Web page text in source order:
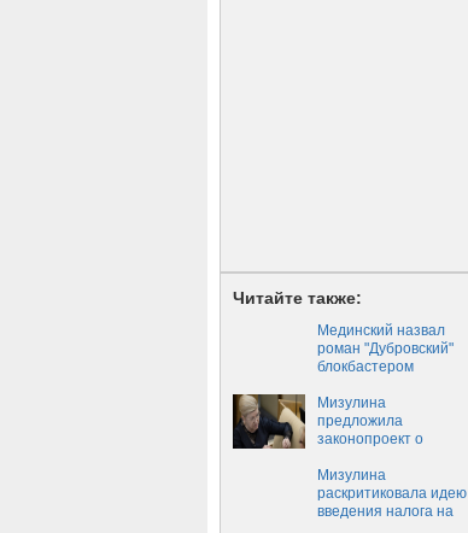
Читайте также:
Мединский назвал
роман "Дубровский"
блокбастером
Мизулина
предложила
законопроект о
вне ЗАГСа
Мизулина
раскритиковала идею
введения налога на